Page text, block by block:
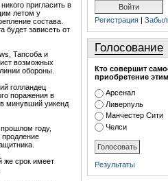
пригласить в
летом у
состава.
будет зависеть от
Тапсоба и
возможных
обороны.
голландец
поражения в
в минувший уикенд
году,
продление
же срок имеет
Регистрация |
Голосование
Кто совершит
приобретение
Арсенал
Ливерпуль
Манчестер Сити
Челси
Результаты